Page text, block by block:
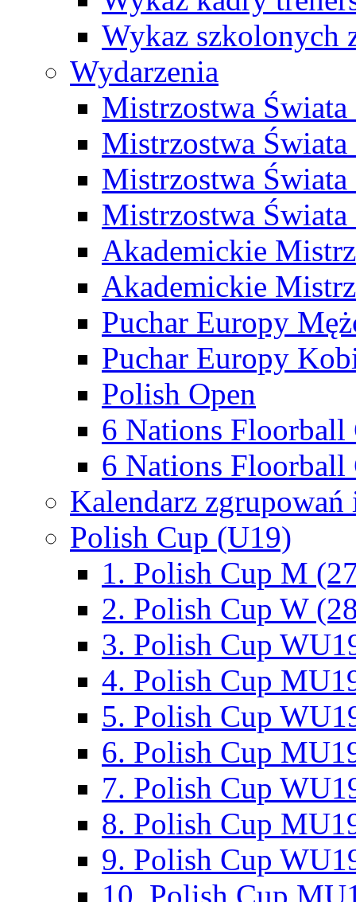
Wykaz szkolonych
Wydarzenia
Mistrzostwa
Mistrzostwa
Mistrzostwa
Mistrzostwa
Akademickie
Akademickie
Puchar Europy
Puchar Europy
Polish Open
6 Nations Floorball
6 Nations Floorball
Kalendarz
Polish Cup (U19)
1. Polish Cup M
2. Polish Cup W
3. Polish Cup
4. Polish Cup
5. Polish Cup
6. Polish Cup
7. Polish Cup
8. Polish Cup
9. Polish Cup
10. Polish Cup